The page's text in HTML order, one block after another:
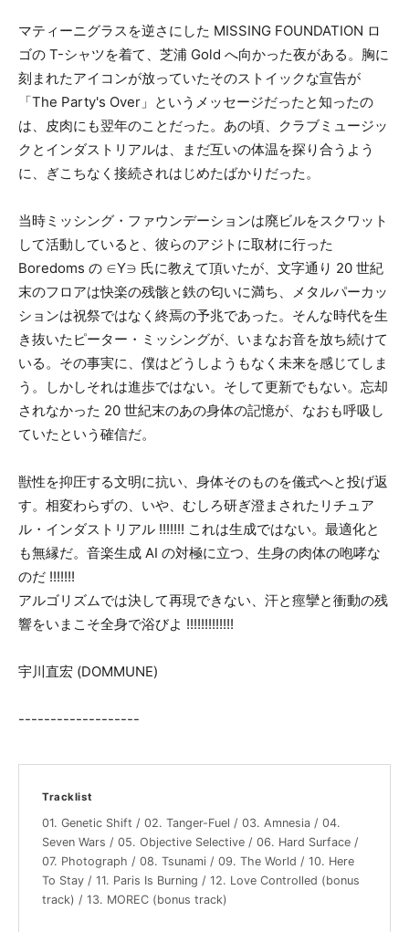
マティーニグラスを逆さにした MISSING FOUNDATION ロ
ゴの T-シャツを着て、芝浦 Gold へ向かった夜がある。胸に
刻まれたアイコンが放っていたそのストイックな宣告が
「The Party's Over」というメッセージだったと知ったの
は、皮肉にも翌年のことだった。あの頃、クラブミュージッ
クとインダストリアルは、まだ互いの体温を探り合うよう
に、ぎこちなく接続されはじめたばかりだった。
当時ミッシング・ファウンデーションは廃ビルをスクワット
して活動していると、彼らのアジトに取材に行った
Boredoms の ∈Y∋ 氏に教えて頂いたが、文字通り 20 世紀
末のフロアは快楽の残骸と鉄の匂いに満ち、メタルパーカッ
ションは祝祭ではなく終焉の予兆であった。そんな時代を生
き抜いたピーター・ミッシングが、いまなお音を放ち続けて
いる。その事実に、僕はどうしようもなく未来を感じてしま
う。しかしそれは進歩ではない。そして更新でもない。忘却
されなかった 20 世紀末のあの身体の記憶が、なおも呼吸し
ていたという確信だ。
獣性を抑圧する文明に抗い、身体そのものを儀式へと投げ返
す。相変わらずの、いや、むしろ研ぎ澄まされたリチュア
ル・インダストリアル !!!!!!! これは生成ではない。最適化と
も無縁だ。音楽生成 AI の対極に立つ、生身の肉体の咆哮な
のだ !!!!!!!
アルゴリズムでは決して再現できない、汗と痙攣と衝動の残
響をいまこそ全身で浴びよ !!!!!!!!!!!!!
宇川直宏 (DOMMUNE)
-------------------
Tracklist
01. Genetic Shift / 02. Tanger-Fuel / 03. Amnesia / 04.
Seven Wars / 05. Objective Selective / 06. Hard Surface /
07. Photograph / 08. Tsunami / 09. The World / 10. Here
To Stay / 11. Paris Is Burning / 12. Love Controlled (bonus
track) / 13. MOREC (bonus track)